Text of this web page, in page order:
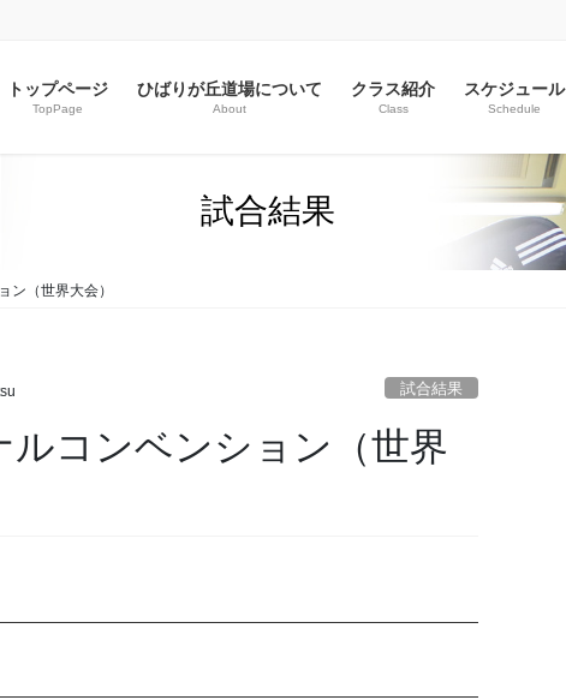
トップページ
TopPage
ひばりが丘道場について
About
クラス紹介
Class
スケジュール
Schedule
試合結果
ン（世界大会）
試合結果
コンベンション（世界